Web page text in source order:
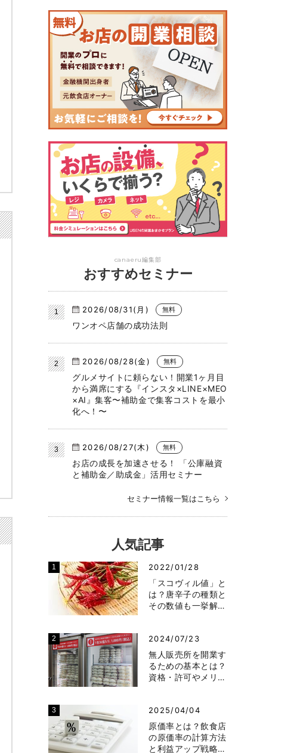
canaeru編集部
おすすめセミナー
2026/08/31(月) 無料
ワンオペ店舗の成功法則
2026/08/28(金) 無料
グルメサイトに頼らない！開業1ヶ月目
から満席にする『インスタ×LINE×MEO
×AI』集客〜補助金で集客コストを最小
化へ！〜
2026/08/27(木) 無料
お店の成長を加速させる！ 「公庫融資
と補助金／助成金」活用セミナー
セミナー情報一覧はこちら
人気記事
2022/01/28
「スコヴィル値」と
は？唐辛子の種類と
その数値も一挙解…
2024/07/23
無人販売所を開業す
るための基本とは？
資格・許可やメリ…
2025/04/04
原価率とは？飲食店
の原価率の計算方法
と利益アップ戦略…